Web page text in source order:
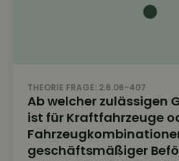
THEORIE FRAGE: 2.6.06-407
Ab welcher zulässigen
ist für Kraftfahrzeuge
geschäftsmäßiger